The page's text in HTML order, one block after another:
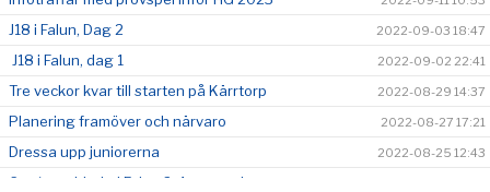
J18 i Falun, Dag 2 2022-09-03 18:47
J18 i Falun, dag 1 2022-09-02 22:41
Tre veckor kvar till starten på Kärrtorp 2022-08-29 14:37
Planering framöver och närvaro 2022-08-27 17:21
Dressa upp juniorerna 2022-08-25 12:43
Cup/matchhelg i Falun 2-4 september